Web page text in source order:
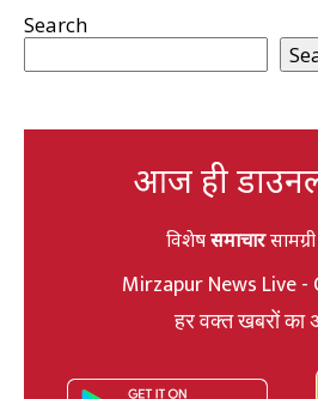
Search
आज ही
विशेषसमाचार
Mirzapur News Live -
हर वक्त खबरों